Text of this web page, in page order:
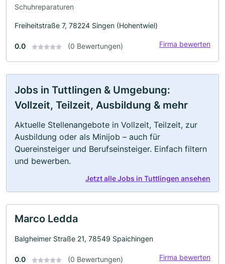
Schuhreparaturen
Freiheitstraße 7, 78224 Singen (Hohentwiel)
0.0 (0 Bewertungen) Firma bewerten
Jobs in Tuttlingen & Umgebung:
Vollzeit, Teilzeit, Ausbildung & mehr
Aktuelle Stellenangebote in Vollzeit, Teilzeit, zur
Ausbildung oder als Minijob – auch für
Quereinsteiger und Berufseinsteiger. Einfach filtern
und bewerben.
Jetzt alle Jobs in Tuttlingen ansehen
Marco Ledda
Balgheimer Straße 21, 78549 Spaichingen
0.0 (0 Bewertungen) Firma bewerten